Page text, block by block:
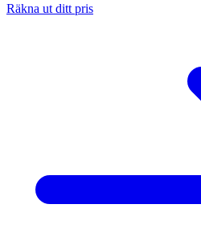
Räkna ut ditt pris